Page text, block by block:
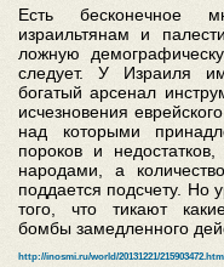
Есть бесконечное
израильтянам и
ложную
следует. У Израиля
богатый арсенал
исчезновения
над которыми
пороков и
народами, а
поддается подсчету. Но
того, что тикают
бомбы замедленного
http://inosmi.ru/world/20131221/215903472.html